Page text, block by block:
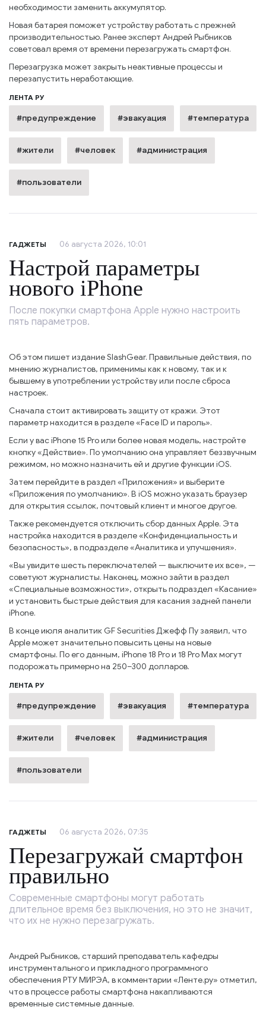
необходимости заменить аккумулятор.
Новая батарея поможет устройству работать с прежней
производительностью. Ранее эксперт Андрей Рыбников
советовал время от времени перезагружать смартфон.
Перезагрузка может закрыть неактивные процессы и
перезапустить неработающие.
ЛЕНТА РУ
#предупреждение #эвакуация #температура
#жители #человек #администрация
#пользователи
ГАДЖЕТЫ 06 августа 2026, 10:01
Настрой параметры
нового iPhone
После покупки смартфона Apple нужно настроить
пять параметров.
Об этом пишет издание SlashGear. Правильные действия, по
мнению журналистов, применимы как к новому, так и к
бывшему в употреблении устройству или после сброса
настроек.
Сначала стоит активировать защиту от кражи. Этот
параметр находится в разделе «Face ID и пароль».
Если у вас iPhone 15 Pro или более новая модель, настройте
кнопку «Действие». По умолчанию она управляет беззвучным
режимом, но можно назначить ей и другие функции iOS.
Затем перейдите в раздел «Приложения» и выберите
«Приложения по умолчанию». В iOS можно указать браузер
для открытия ссылок, почтовый клиент и многое другое.
Также рекомендуется отключить сбор данных Apple. Эта
настройка находится в разделе «Конфиденциальность и
безопасность», в подразделе «Аналитика и улучшения».
«Вы увидите шесть переключателей — выключите их все», —
советуют журналисты. Наконец, можно зайти в раздел
«Специальные возможности», открыть подраздел «Касание»
и установить быстрые действия для касания задней панели
iPhone.
В конце июля аналитик GF Securities Джефф Пу заявил, что
Apple может значительно повысить цены на новые
смартфоны. По его данным, iPhone 18 Pro и 18 Pro Max могут
подорожать примерно на 250–300 долларов.
ЛЕНТА РУ
#предупреждение #эвакуация #температура
#жители #человек #администрация
#пользователи
ГАДЖЕТЫ 06 августа 2026, 07:35
Перезагружай смартфон
правильно
Современные смартфоны могут работать
длительное время без выключения, но это не значит,
что их не нужно перезагружать.
Андрей Рыбников, старший преподаватель кафедры
инструментального и прикладного программного
обеспечения РТУ МИРЭА, в комментарии «Ленте.ру» отметил,
что в процессе работы смартфона накапливаются
временные системные данные.